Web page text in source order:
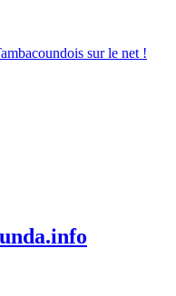
sur le net !